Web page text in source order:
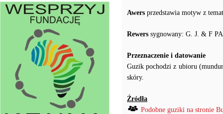
Awers przedstawia motyw z
Rewers sygnowany: G. J. & F
Przeznaczenie i datowanie
Guzik pochodzi z ubioru
skóry.
Źródła
Podobne guziki na stronie